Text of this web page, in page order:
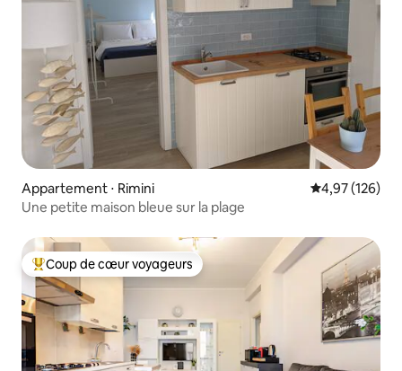
Appartement ⋅ Rimini Évaluation
4,97 (126)
Une petite maison bleue sur la plage
Coups de cœur voyageurs les plus appréciés
Coup de cœur voyageurs